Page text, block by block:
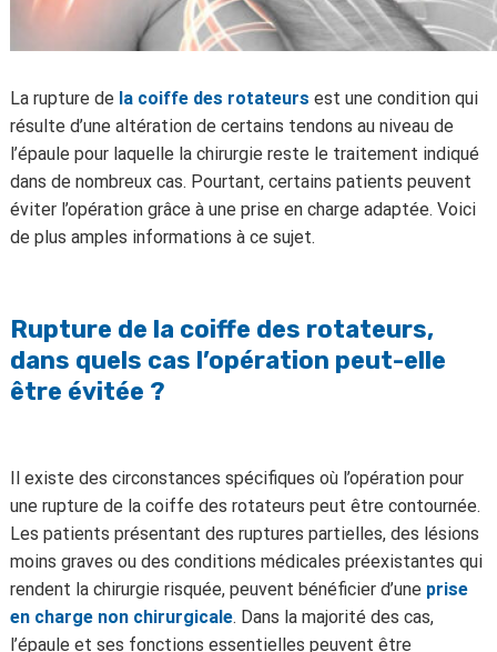
La rupture de la coiffe des rotateurs est une condition qui
résulte d’une altération de certains tendons au niveau de
l’épaule pour laquelle la chirurgie reste le traitement indiqué
dans de nombreux cas. Pourtant, certains patients peuvent
éviter l’opération grâce à une prise en charge adaptée. Voici
de plus amples informations à ce sujet.
Rupture de la coiffe des rotateurs,
dans quels cas l’opération peut-elle
être évitée ?
Il existe des circonstances spécifiques où l’opération pour
une rupture de la coiffe des rotateurs peut être contournée.
Les patients présentant des ruptures partielles, des lésions
moins graves ou des conditions médicales préexistantes qui
rendent la chirurgie risquée, peuvent bénéficier d’une prise
en charge non chirurgicale. Dans la majorité des cas,
l’épaule et ses fonctions essentielles peuvent être